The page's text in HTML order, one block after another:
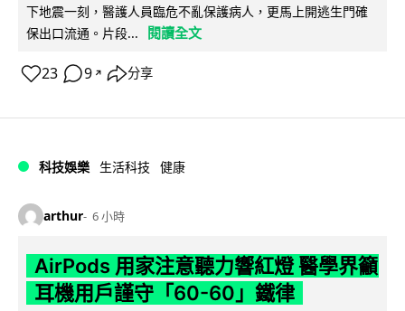
下地震一刻，醫護人員臨危不亂保護病人，更馬上開逃生門確
保出口流通。片段...
閱讀全文
23 9 ↗ 分享
科技娛樂 生活科技 健康
arthur 6 小時
AirPods 用家注意聽力響紅燈 醫學界籲
耳機用戶謹守「60-60」鐵律